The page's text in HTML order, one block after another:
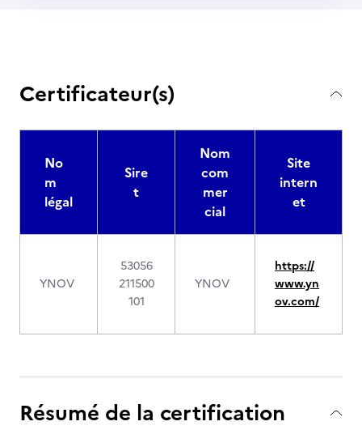
Certificateur(s)
No
m
légal
Sire
t
Nom
com
mer
cial
Site
intern
et
YNOV
53056
211500
101
YNOV
https://
www.yn
ov.com/
Résumé de la certification